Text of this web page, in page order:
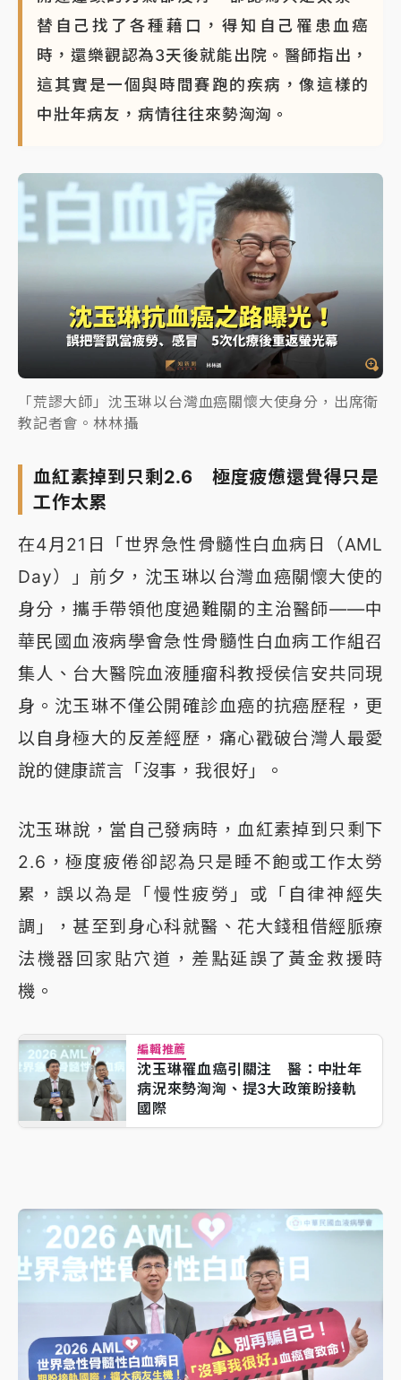
替自己找了各種藉口，得知自己罹患血癌
時，還樂觀認為3天後就能出院。醫師指出，
這其實是一個與時間賽跑的疾病，像這樣的
中壯年病友，病情往往來勢洶洶。
「荒謬大師」沈玉琳以台灣血癌關懷大使身分，出席衛
教記者會。林林攝
血紅素掉到只剩2.6 極度疲憊還覺得只是
工作太累
在4月21日「世界急性骨髓性白血病日（AML
Day）」前夕，沈玉琳以台灣血癌關懷大使的
身分，攜手帶領他度過難關的主治醫師——中
華民國血液病學會急性骨髓性白血病工作組召
集人、台大醫院血液腫瘤科教授侯信安共同現
身。沈玉琳不僅公開確診血癌的抗癌歷程，更
以自身極大的反差經歷，痛心戳破台灣人最愛
說的健康謊言「沒事，我很好」。
沈玉琳說，當自己發病時，血紅素掉到只剩下
2.6，極度疲倦卻認為只是睡不飽或工作太勞
累，誤以為是「慢性疲勞」或「自律神經失
調」，甚至到身心科就醫、花大錢租借經脈療
法機器回家貼穴道，差點延誤了黃金救援時
機。
編輯推薦
沈玉琳罹血癌引關注 醫：中壯年
病況來勢洶洶、提3大政策盼接軌
國際